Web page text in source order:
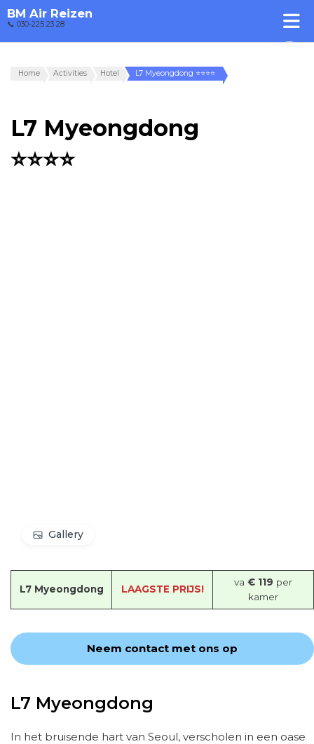
BM Air Reizen
📞 030-225 23 28
Home Activities Hotel L7 Myeongdong ⭐⭐⭐⭐
L7 Myeongdong
⭐⭐⭐⭐
Gallery
L7 Myeongdong LAAGSTE PRIJS!
va € 119 per
kamer
Neem contact met ons op
L7 Myeongdong
In het bruisende hart van Seoul, verscholen in een oase